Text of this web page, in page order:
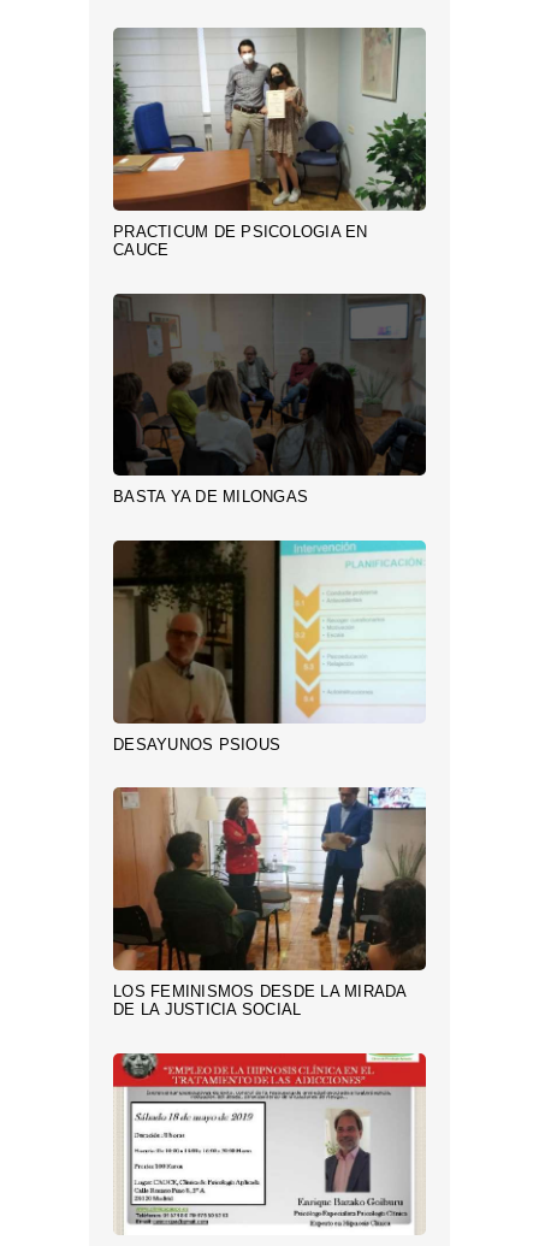
PRACTICUM DE PSICOLOGÍA EN
CAUCE
BASTA YA DE MILONGAS
DESAYUNOS PSIOUS
LOS FEMINISMOS DESDE LA MIRADA
DE LA JUSTICIA SOCIAL